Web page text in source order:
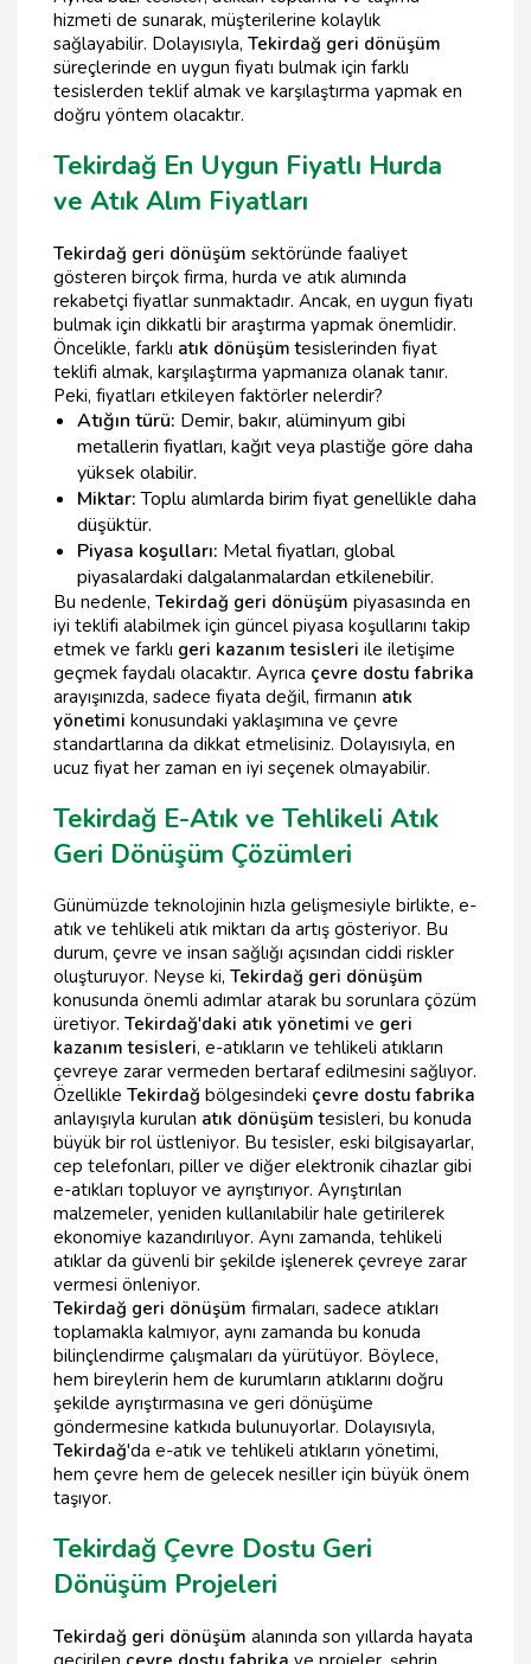
hizmeti de sunarak, müşterilerine kolaylık
sağlayabilir. Dolayısıyla, Tekirdağ geri dönüşüm
süreçlerinde en uygun fiyatı bulmak için farklı
tesislerden teklif almak ve karşılaştırma yapmak en
doğru yöntem olacaktır.
Tekirdağ En Uygun Fiyatlı Hurda
ve Atık Alım Fiyatları
Tekirdağ geri dönüşüm sektöründe faaliyet
gösteren birçok firma, hurda ve atık alımında
rekabetçi fiyatlar sunmaktadır. Ancak, en uygun fiyatı
bulmak için dikkatli bir araştırma yapmak önemlidir.
Öncelikle, farklı atık dönüşüm tesislerinden fiyat
teklifi almak, karşılaştırma yapmanıza olanak tanır.
Peki, fiyatları etkileyen faktörler nelerdir?
Atığın türü: Demir, bakır, alüminyum gibi
metallerin fiyatları, kağıt veya plastiğe göre daha
yüksek olabilir.
Miktar:Toplu alımlarda birim fiyat genellikle daha
düşüktür.
Piyasa koşulları: Metal fiyatları, global
piyasalardaki dalgalanmalardan etkilenebilir.
Bu nedenle, Tekirdağ geri dönüşüm piyasasında en
iyi teklifi alabilmek için güncel piyasa koşullarını takip
etmek ve farklı geri kazanım tesisleri ile iletişime
geçmek faydalı olacaktır. Ayrıca çevre dostu fabrika
arayışınızda, sadece fiyata değil, firmanın atık
yönetimi konusundaki yaklaşımına ve çevre
standartlarına da dikkat etmelisiniz. Dolayısıyla, en
ucuz fiyat her zaman en iyi seçenek olmayabilir.
Tekirdağ E-Atık ve Tehlikeli Atık
Geri Dönüşüm Çözümleri
Günümüzde teknolojinin hızla gelişmesiyle birlikte, e-
atık ve tehlikeli atık miktarı da artış gösteriyor. Bu
durum, çevre ve insan sağlığı açısından ciddi riskler
oluşturuyor. Neyse ki, Tekirdağ geri dönüşüm
konusunda önemli adımlar atarak bu sorunlara çözüm
üretiyor. Tekirdağ'daki atık yönetimi ve geri
kazanım tesisleri, e-atıkların ve tehlikeli atıkların
çevreye zarar vermeden bertaraf edilmesini sağlıyor.
Özellikle Tekirdağ bölgesindeki çevre dostu fabrika
anlayışıyla kurulan atık dönüşüm tesisleri, bu konuda
büyük bir rol üstleniyor. Bu tesisler, eski bilgisayarlar,
cep telefonları, piller ve diğer elektronik cihazlar gibi
e-atıkları topluyor ve ayrıştırıyor. Ayrıştırılan
malzemeler, yeniden kullanılabilir hale getirilerek
ekonomiye kazandırılıyor. Aynı zamanda, tehlikeli
atıklar da güvenli bir şekilde işlenerek çevreye zarar
vermesi önleniyor.
Tekirdağ geri dönüşüm firmaları, sadece atıkları
toplamakla kalmıyor, aynı zamanda bu konuda
bilinçlendirme çalışmaları da yürütüyor. Böylece,
hem bireylerin hem de kurumların atıklarını doğru
şekilde ayrıştırmasına ve geri dönüşüme
göndermesine katkıda bulunuyorlar. Dolayısıyla,
Tekirdağ'da e-atık ve tehlikeli atıkların yönetimi,
hem çevre hem de gelecek nesiller için büyük önem
taşıyor.
Tekirdağ Çevre Dostu Geri
Dönüşüm Projeleri
Tekirdağ geri dönüşüm alanında son yıllarda hayata